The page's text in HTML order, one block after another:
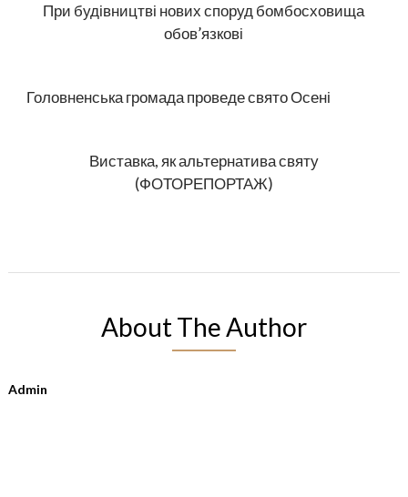
При будівництві нових споруд бомбосховища
обов’язкові
Головненська громада проведе свято Осені
Виставка, як альтернатива святу
(ФОТОРЕПОРТАЖ)
About The Author
Admin